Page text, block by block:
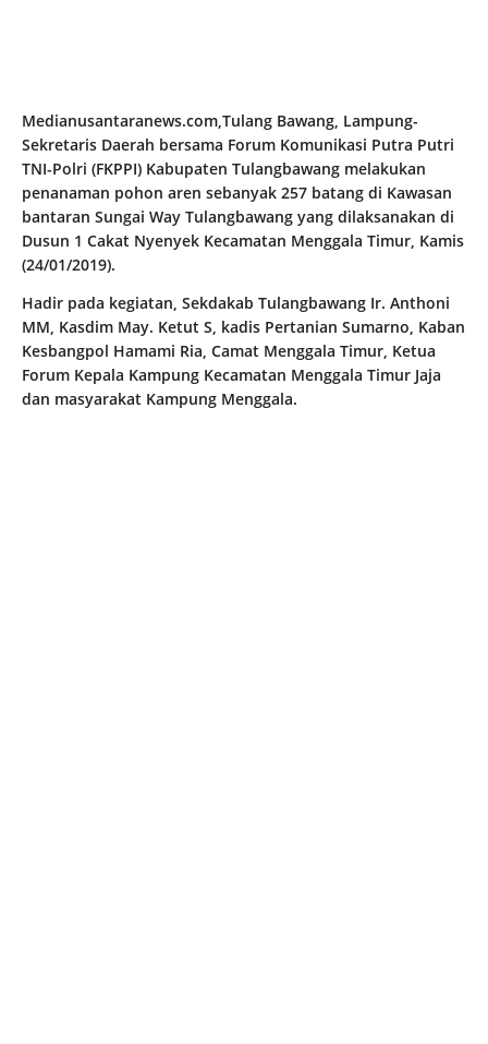
Medianusantaranews.com,Tulang Bawang, Lampung-
Sekretaris Daerah bersama Forum Komunikasi Putra Putri
TNI-Polri (FKPPI) Kabupaten Tulangbawang melakukan
penanaman pohon aren sebanyak 257 batang di Kawasan
bantaran Sungai Way Tulangbawang yang dilaksanakan di
Dusun 1 Cakat Nyenyek Kecamatan Menggala Timur, Kamis
(24/01/2019).
Hadir pada kegiatan, Sekdakab Tulangbawang Ir. Anthoni
MM, Kasdim May. Ketut S, kadis Pertanian Sumarno, Kaban
Kesbangpol Hamami Ria, Camat Menggala Timur, Ketua
Forum Kepala Kampung Kecamatan Menggala Timur Jaja
dan masyarakat Kampung Menggala.